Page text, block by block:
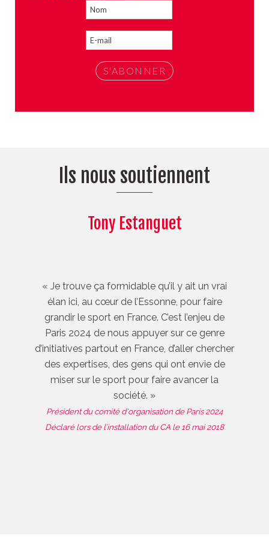
Ils nous soutiennent
Tony Estanguet
« Je trouve ça formidable qu’il y ait un vrai
élan ici, au cœur de l’Essonne, pour faire
grandir le sport en France. C’est l’enjeu de
Paris 2024 de nous appuyer sur ce genre
d’initiatives partout en France, d’aller chercher
des expertises, des gens qui ont envie de
miser sur le sport pour faire avancer la
société. »
Président du comité d'organisation de Paris 2024
Déclaré lors de l’installation du CA le 16 mai 2018